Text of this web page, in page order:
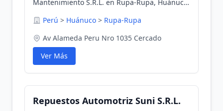
Mantenimiento S.R.L. en Rupa-Rupa, Huánuco,
Perú > Huánuco > Rupa-Rupa
Av Alameda Peru Nro 1035 Cercado
Ver Más
Repuestos Automotriz Suni S.R.L.